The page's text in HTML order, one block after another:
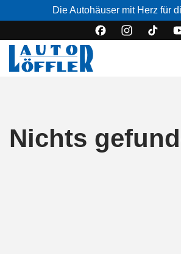
Die Autohäuser mit Herz für
Nichts